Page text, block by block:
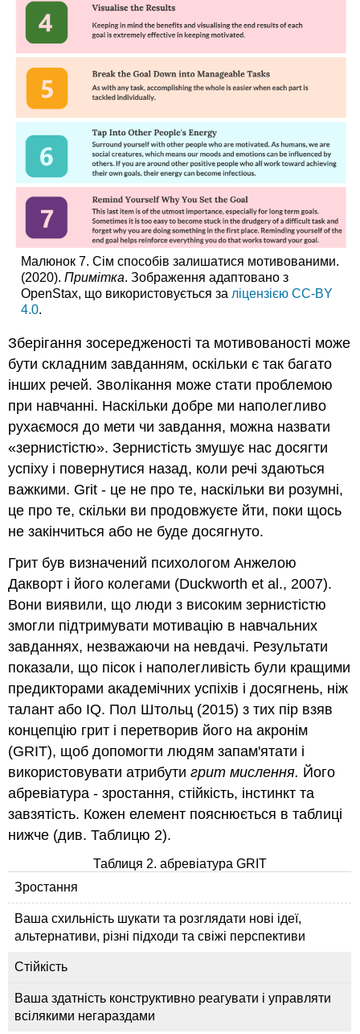
Малюнок 7. Сім способів залишатися мотивованими.
(2020). Примітка. Зображення адаптовано з
OpenStax, що використовується за ліцензією CC-BY
4.0.
Зберігання зосередженості та мотивованості може
бути складним завданням, оскільки є так багато
інших речей. Зволікання може стати проблемою
при навчанні. Наскільки добре ми наполегливо
рухаємося до мети чи завдання, можна назвати
«зернистістю». Зернистість змушує нас досягти
успіху і повернутися назад, коли речі здаються
важкими. Grit - це не про те, наскільки ви розумні,
це про те, скільки ви продовжуєте йти, поки щось
не закінчиться або не буде досягнуто.
Грит був визначений психологом Анжелою
Дакворт і його колегами (Duckworth et al., 2007).
Вони виявили, що люди з високим зернистістю
змогли підтримувати мотивацію в навчальних
завданнях, незважаючи на невдачі. Результати
показали, що пісок і наполегливість були кращими
предикторами академічних успіхів і досягнень, ніж
талант або IQ. Пол Штольц (2015) з тих пір взяв
концепцію грит і перетворив його на акронім
(GRIT), щоб допомогти людям запам'ятати і
використовувати атрибутигрит мислення. Його
абревіатура - зростання, стійкість, інстинкт та
завзятість. Кожен елемент пояснюється в таблиці
нижче (див. Таблицю 2).
Таблиця 2. абревіатура GRIT
Зростання
Ваша схильність шукати та розглядати нові ідеї,
альтернативи, різні підходи та свіжі перспективи
Стійкість
Ваша здатність конструктивно реагувати і управляти
всілякими негараздами